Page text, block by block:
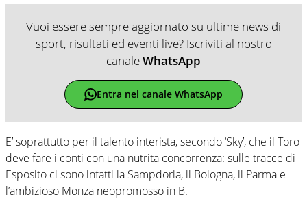
Vuoi essere sempre aggiornato su ultime news di
sport, risultati ed eventi live? Iscriviti al nostro
canaleWhatsApp
Entra nel canale WhatsApp
E’ soprattutto per il talento interista, secondo ‘Sky’, che il Toro
deve fare i conti con una nutrita concorrenza: sulle tracce di
Esposito ci sono infatti la Sampdoria, il Bologna, il Parma e
l’ambizioso Monza neopromosso in B.